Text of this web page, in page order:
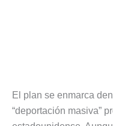
El plan se enmarca
“deportación masiva”